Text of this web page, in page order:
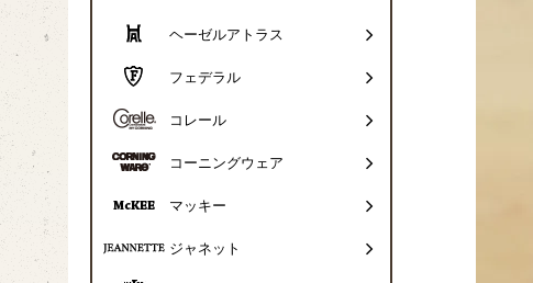
ヘーゼルアトラス
フェデラル
コレール
コーニングウェア
マッキー
ジャネット